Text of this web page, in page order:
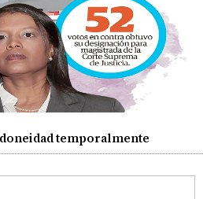
temporalmente